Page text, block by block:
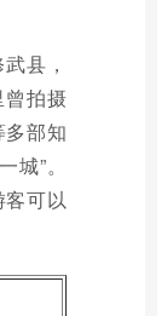
县，
拍摄
部知
”。
可以